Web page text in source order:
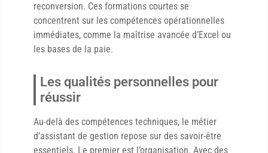
reconversion. Ces formations courtes se
concentrent sur les compétences opérationnelles
immédiates, comme la maîtrise avancée d’Excel ou
les bases de la paie.
Les qualités personnelles pour
réussir
Au-delà des compétences techniques, le métier
d’assistant de gestion repose sur des savoir-être
essentiels. Le premier est l’organisation. Avec des